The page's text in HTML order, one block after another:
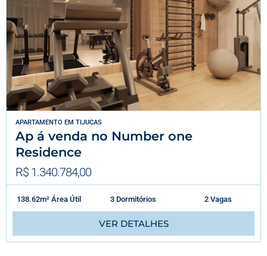
APARTAMENTO EM TIJUCAS
Ap á venda no Number one
Residence
R$ 1.340.784,00
138.62m² Área Útil 3 Dormitórios 2 Vagas
VER DETALHES